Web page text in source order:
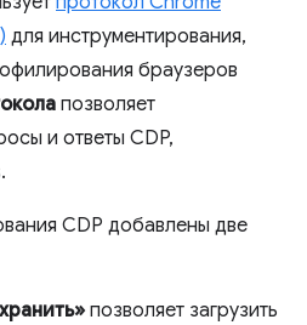
для инструментирования,
браузеров
позволяет
и ответы CDP,
CDP добавлены две
позволяет загрузить